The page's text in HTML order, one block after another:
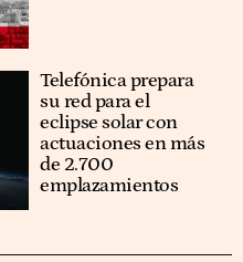
Telefónica prepara
su red para el
eclipse solar con
actuaciones en más
de 2.700
emplazamientos